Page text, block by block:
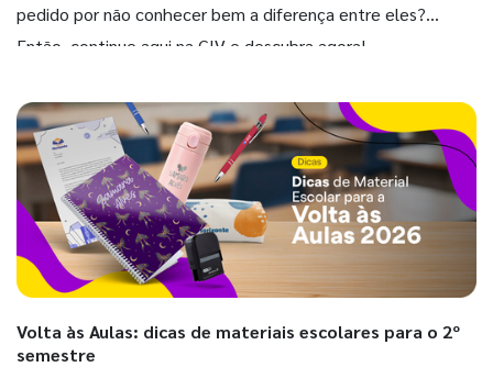
pedido por não conhecer bem a diferença entre eles?
Então, continue aqui na GIV e descubra agora!
Volta às Aulas: dicas de materiais escolares para o 2º
semestre